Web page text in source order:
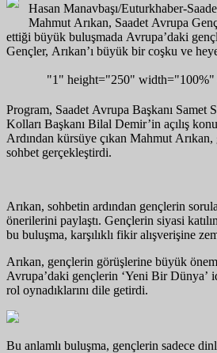
Hasan Manavbaşı/Euturkhaber-
Mahmut Arıkan, Saadet Avrupa
ettiği büyük buluşmada Avrupa’daki
Gençler, Arıkan’ı büyük bir coşku ve
"1" height="250" width="100%"
Program, Saadet Avrupa Başkanı Samet
Kolları Başkanı Bilal Demir’in açılış
Ardından kürsüye çıkan Mahmut
sohbet gerçekleştirdi.
Arıkan, sohbetin ardından gençlerin
önerilerini paylaştı. Gençlerin siyasi
bu buluşma, karşılıklı fikir alışverişine
Arıkan, gençlerin görüşlerine büyük
Avrupa’daki gençlerin ‘Yeni Bir Dünya’
rol oynadıklarını dile getirdi.
Bu anlamlı buluşma, gençlerin sadece